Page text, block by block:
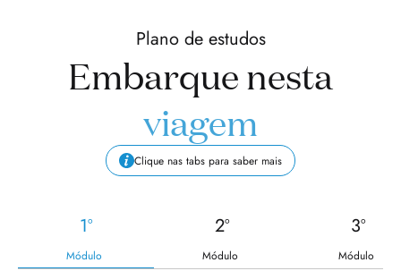
Plano de estudos
Embarque nesta
viagem
Clique nas tabs para saber mais
1º
Módulo
2º
Módulo
3º
Módulo